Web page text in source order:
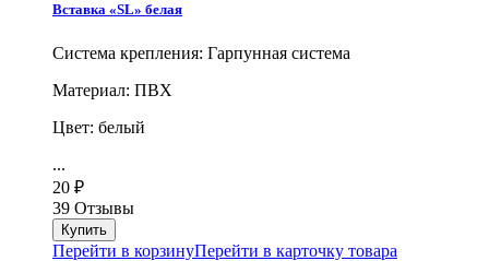
Вставка «SL» белая
Система крепления: Гарпунная система
Материал: ПВХ
Цвет: белый
...
20 ₽
39 Отзывы
Перейти в корзинуПерейти в карточку товара